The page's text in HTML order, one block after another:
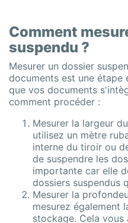
Comment
suspendu ?
Mesurer un dossier
documents est une étape
que vos documents
comment procéder :
Mesurer la largeur
utilisez un mètre
interne du tiroir ou
de suspendre les
importante car elle
dossiers suspendus
Mesurer la
mesurez également
stockage. Cela vous